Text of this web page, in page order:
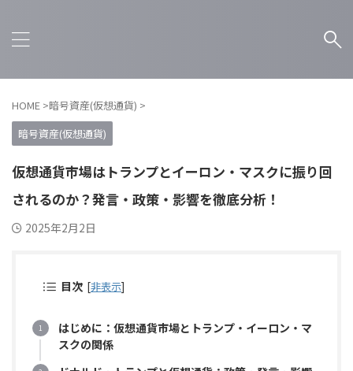
HOME >暗号資産(仮想通貨) >
暗号資産(仮想通貨)
仮想通貨市場はトランプとイーロン・マスクに振り回
されるのか？発言・政策・影響を徹底分析！
2025年2月2日
目次 [非表示]
はじめに：仮想通貨市場とトランプ・イーロン・マ
スクの関係